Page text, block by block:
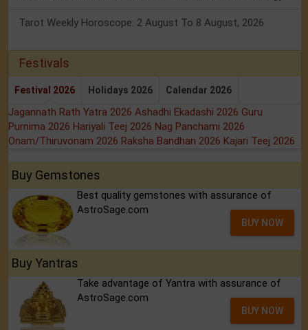
Tarot Weekly Horoscope: 2 August To 8 August, 2026
Festivals
Festival 2026 Holidays 2026 Calendar 2026
Jagannath Rath Yatra 2026 Ashadhi Ekadashi 2026 Guru
Purnima 2026 Hariyali Teej 2026 Nag Panchami 2026
Onam/Thiruvonam 2026 Raksha Bandhan 2026 Kajari Teej 2026
Buy Gemstones
Best quality gemstones with assurance of
AstroSage.com
BUY NOW
Buy Yantras
Take advantage of Yantra with assurance of
AstroSage.com
BUY NOW